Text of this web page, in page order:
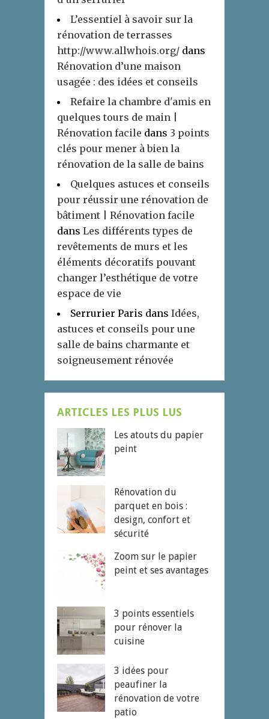
L’essentiel à savoir sur la
rénovation de terrasses
http://www.allwhois.org/ dans
Rénovation d’une maison
usagée : des idées et conseils
Refaire la chambre d'amis en
quelques tours de main |
Rénovation facile dans 3 points
clés pour mener à bien la
rénovation de la salle de bains
Quelques astuces et conseils
pour réussir une rénovation de
bâtiment | Rénovation facile
dans Les différents types de
revêtements de murs et les
éléments décoratifs pouvant
changer l’esthétique de votre
espace de vie
Serrurier Paris dans Idées,
astuces et conseils pour une
salle de bains charmante et
soigneusement rénovée
ARTICLES LES PLUS LUS
Les atouts du papier
peint
Rénovation du
parquet en bois :
design, confort et
sécurité
Zoom sur le papier
peint et ses avantages
3 points essentiels
pour rénover la
cuisine
3 idées pour
peaufiner la
rénovation de votre
patio